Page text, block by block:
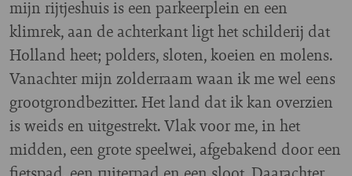
mijn rijtjeshuis is een parkeerplein en een
klimrek, aan de achterkant ligt het schilderij dat
Holland heet; polders, sloten, koeien en molens.
Vanachter mijn zolderraam waan ik me wel eens
grootgrondbezitter. Het land dat ik kan overzien
is weids en uitgestrekt. Vlak voor me, in het
midden, een grote speelwei, afgebakend door een